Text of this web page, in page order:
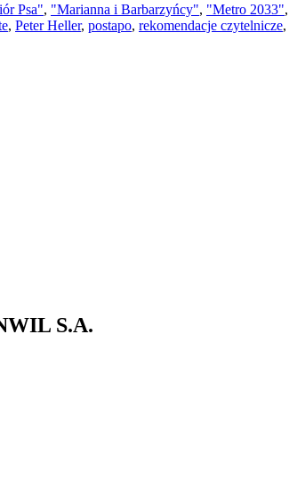
Psa", "Marianna i Barbarzyńcy", "Metro 2033",
, Peter Heller, postapo, rekomendacje czytelnicze,
S.A.